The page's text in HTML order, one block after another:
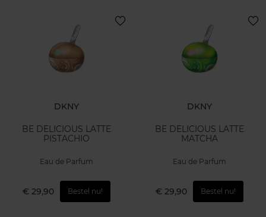
DKNY
BE DELICIOUS LATTE
PISTACHIO
Eau de Parfum
€ 29,90 Bestel nu!
DKNY
BE DELICIOUS LATTE
MATCHA
Eau de Parfum
€ 29,90 Bestel nu!